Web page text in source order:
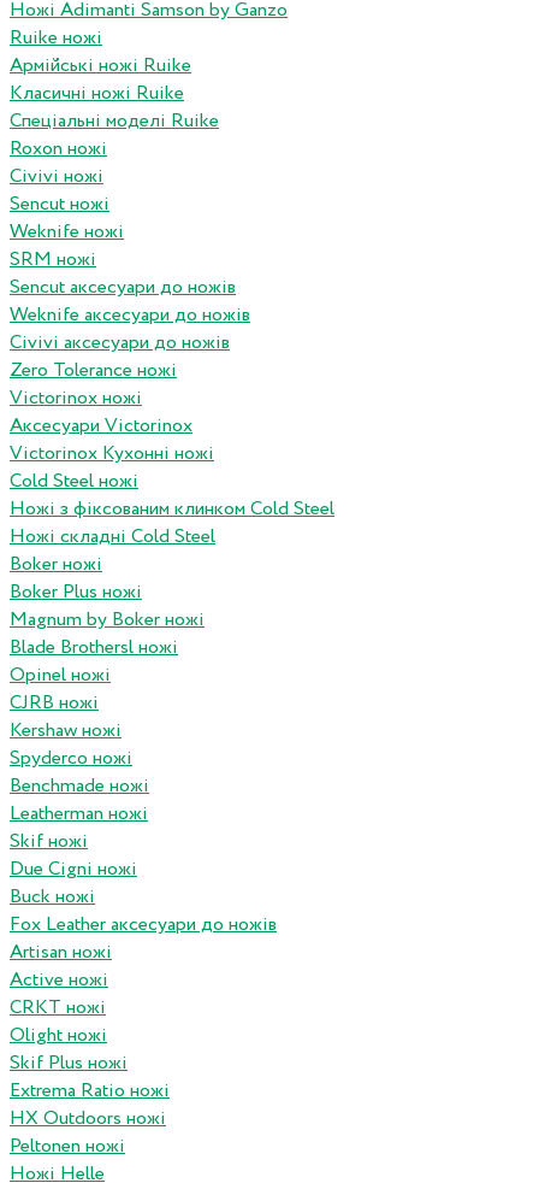
Ножі Adimanti Samson by Ganzo
Ruike ножі
Армійські ножі Ruike
Класичні ножі Ruike
Спеціальні моделі Ruike
Roxon ножi
Civivi ножі
Sencut ножі
Weknife ножі
SRM ножі
Sencut аксесуари до ножів
Weknife аксесуари до ножів
Civivi аксесуари до ножів
Zero Tolerance ножі
Victorinox ножі
Аксесуари Victorinox
Victorinox Кухонні ножі
Cold Steel ножі
Ножі з фіксованим клинком Cold Steel
Ножі складні Cold Steel
Boker ножі
Boker Plus ножі
Magnum by Boker ножі
Blade Brothersl ножі
Opinel ножі
CJRB ножі
Kershaw ножі
Spyderco ножі
Benchmade ножі
Leatherman ножі
Skif ножі
Due Cigni ножі
Buck ножі
Fox Leather аксесуари до ножів
Artisan ножі
Active ножі
CRKT ножі
Olight ножі
Skif Plus ножі
Extrema Ratio ножі
HX Outdoors ножі
Peltonen ножі
Ножі Helle